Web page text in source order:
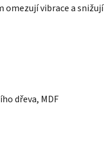
omezují vibrace a snižují
dřeva, MDF